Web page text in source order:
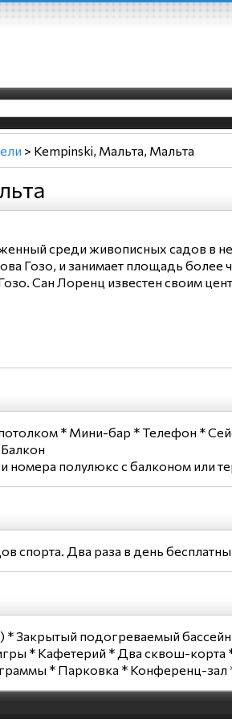
> Kempinski, Мальта, Мальта
среди живописных садов в
Гозо, и занимает площадь
Сан Лоренц известен своим
* Мини-бар * Телефон *
номера полулюкс с балконом или
спорта. Два раза в день
* Закрытый подогреваемый
* Кафетерий * Два сквош-
* Парковка * Конференц-зал